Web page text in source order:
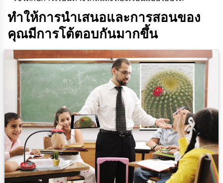
ทําให้การนําเสนอและการสอนของ
คุณมีการโต้ตอบกันมากขึ้น